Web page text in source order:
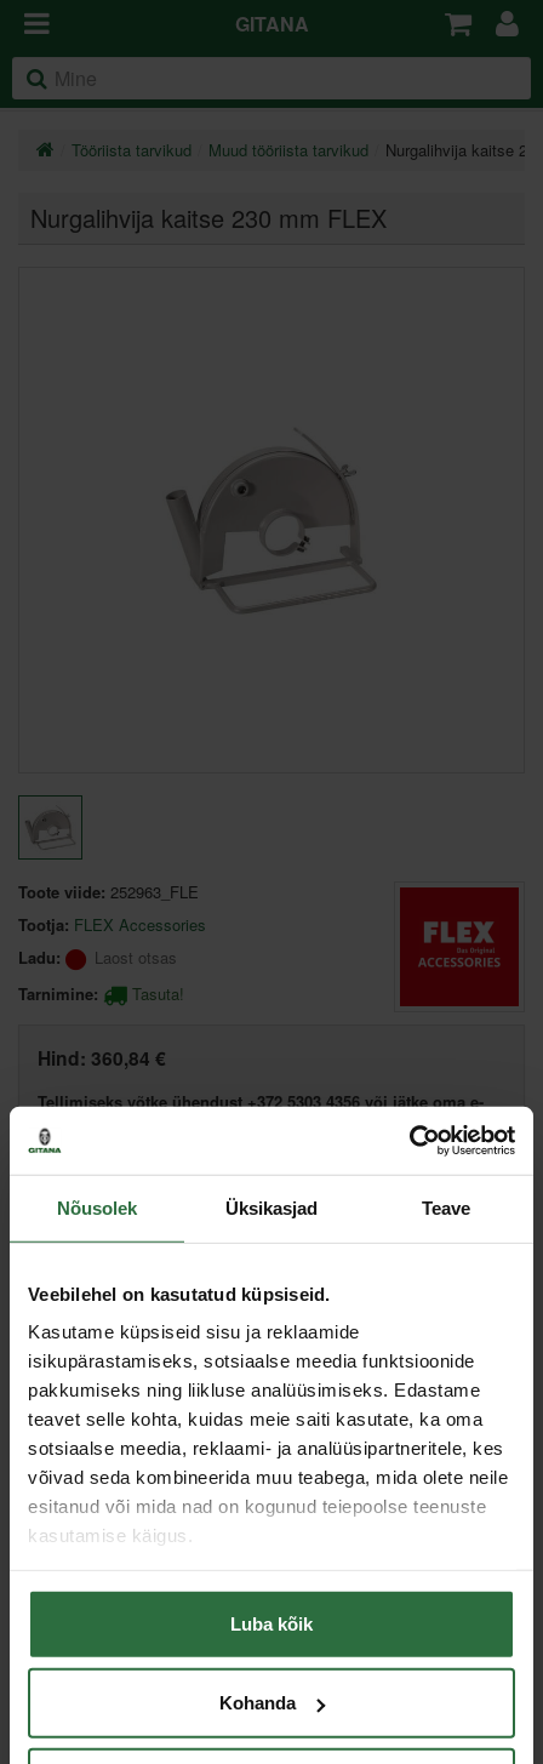
Nõusolek Üksikasjad Teave
Veebilehel on kasutatud küpsiseid.
Kasutame küpsiseid sisu ja reklaamide
isikupärastamiseks, sotsiaalse meedia funktsioonide
pakkumiseks ning liikluse analüüsimiseks. Edastame
teavet selle kohta, kuidas meie saiti kasutate, ka oma
sotsiaalse meedia, reklaami- ja analüüsipartneritele, kes
võivad seda kombineerida muu teabega, mida olete neile
esitanud või mida nad on kogunud teiepoolse teenuste
kasutamise käigus.
Luba kõik
Kohanda
GITANA
Tööriista tarvikud Muud tööriista tarvikud Nurgalihvija kaitse
Nurgalihvija kaitse 230 mm FLEX
Toote viide: 252963_FLE
Tootja: FLEX Accessories
Ladu:
Laost otsas
Tarnimine:
Tasuta!
Hind: 360,84 €
Tellimiseks võtke ühendust +372 5303 4356 või jätke oma e-
posti aadress:
Sarnased tooted
Toodete loendi laadimine ebaõnnestus.
Viimati vaadatud